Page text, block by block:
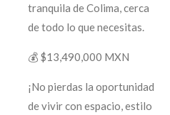
tranquila de Colima, cerca
de todo lo que necesitas.
💰 $13,490,000 MXN
¡No pierdas la oportunidad
de vivir con espacio, estilo